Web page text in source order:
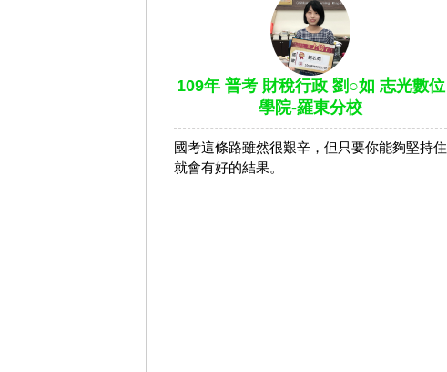
109年 普考 財稅行政 劉○如 志光數位
學院-羅東分校
國考這條路雖然很艱辛，但只要你能夠堅持住
就會有好的結果。